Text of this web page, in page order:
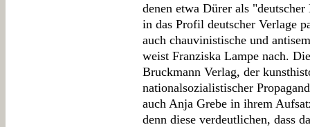
denen etwa Dürer als
in das Profil deutscher Verlage
auch chauvinistische und
weist Franziska Lampe nach.
Bruckmann Verlag, der
nationalsozialistischer
auch Anja Grebe in ihrem
denn diese verdeutlichen, dass